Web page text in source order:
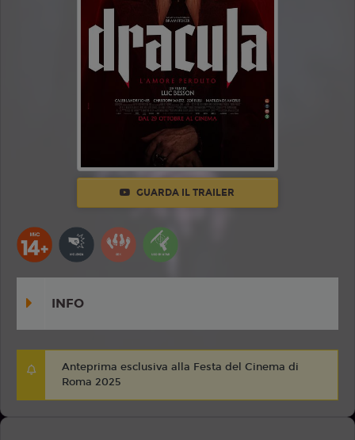
GUARDA IL TRAILER
INFO
Anteprima esclusiva alla Festa del Cinema di
Roma 2025